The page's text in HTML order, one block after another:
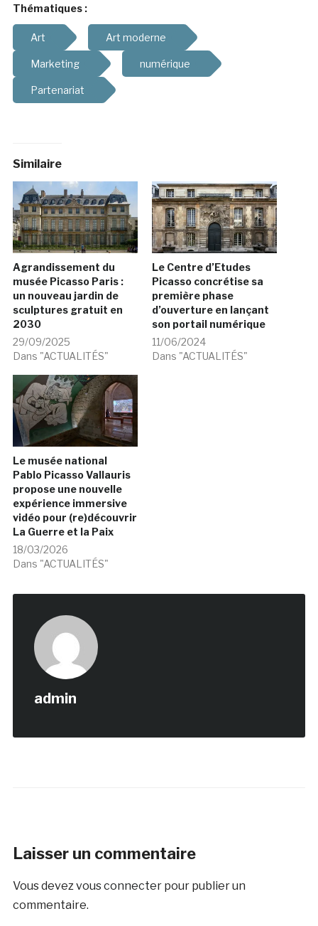
Thématiques :
Art Art moderne
Marketing numérique
Partenariat
Similaire
Agrandissement du
musée Picasso Paris :
un nouveau jardin de
sculptures gratuit en
2030
29/09/2025
Dans "ACTUALITÉS"
Le Centre d’Etudes
Picasso concrétise sa
première phase
d’ouverture en lançant
son portail numérique
11/06/2024
Dans "ACTUALITÉS"
Le musée national
Pablo Picasso Vallauris
propose une nouvelle
expérience immersive
vidéo pour (re)découvrir
La Guerre et la Paix
18/03/2026
Dans "ACTUALITÉS"
admin
Laisser un commentaire
Vous devez vous connecterpour publier un
commentaire.